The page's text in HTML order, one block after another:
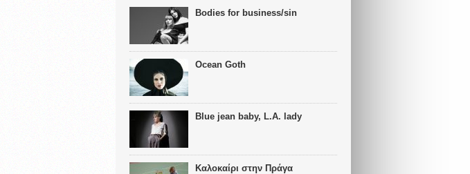
Bodies for business/sin
Ocean Goth
Blue jean baby, L.A. lady
Καλοκαίρι στην Πράγα